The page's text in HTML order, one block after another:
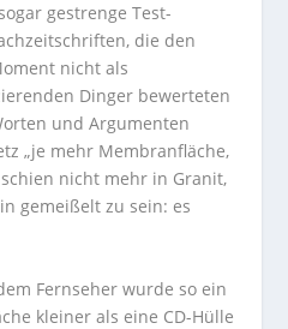
gestrenge Test-
die den
nicht als
Dinger bewerteten
und Argumenten
„je mehr Membranfläche,
nicht mehr in Granit,
gemeißelt zu sein: es
Fernseher wurde so ein
kleiner als eine CD-Hülle